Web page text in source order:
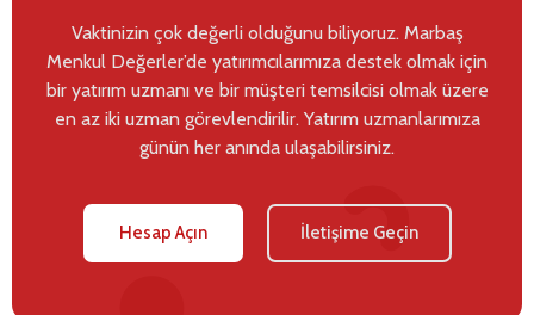
Vaktinizin çok değerli olduğunu biliyoruz. Marbaş
Menkul Değerler’de yatırımcılarımıza destek olmak için
bir yatırım uzmanı ve bir müşteri temsilcisi olmak üzere
en az iki uzman görevlendirilir. Yatırım uzmanlarımıza
günün her anında ulaşabilirsiniz.
Hesap Açın İletişime Geçin